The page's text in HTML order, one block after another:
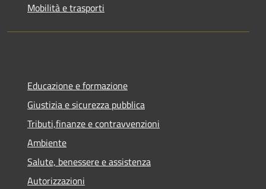
Mobilità e trasporti
Educazione e formazione
Giustizia e sicurezza pubblica
Tributi,finanze e contravvenzioni
Ambiente
Salute, benessere e assistenza
Autorizzazioni